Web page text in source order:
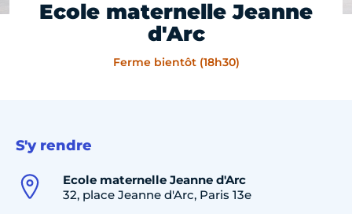
Ecole maternelle Jeanne
d'Arc
Ferme bientôt (18h30)
S'y rendre
Ecole maternelle Jeanne d'Arc
32, place Jeanne d'Arc, Paris 13e